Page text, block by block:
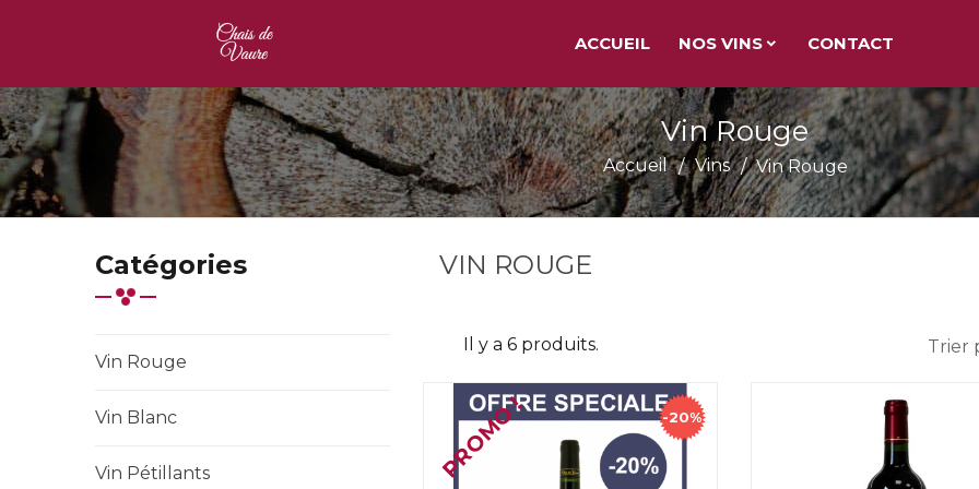
ACCUEIL NOS VINS CONTACT
Vin Rouge
Accueil Vins Vin Rouge
Catégories
Vin Rouge
Vin Blanc
Vin Pétillants
VIN ROUGE
Il y a 6 produits. Trier
PROMO ! -20%